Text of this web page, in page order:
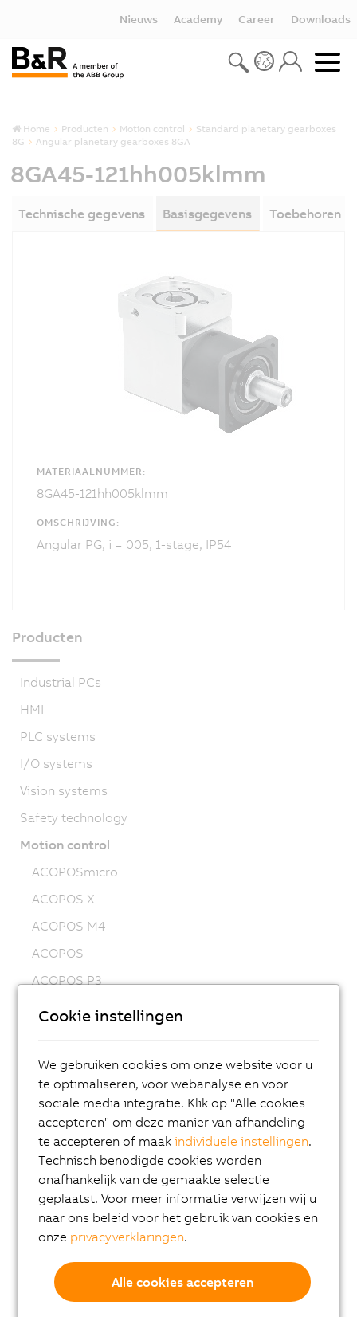
Nieuws Academy Career Downloads
Home Producten Motion control
Standard planetary gearboxes
8G
Angular planetary gearboxes 8GA
8GA45-121hh005klmm
Technische gegevens Basisgegevens Toebehoren
MATERIAALNUMMER:
8GA45-121hh005klmm
OMSCHRIJVING:
Angular PG, i = 005, 1-stage, IP54
Producten
Industrial PCs
HMI
PLC systems
I/O systems
Vision systems
Safety technology
Motion control
ACOPOSmicro
ACOPOS X
ACOPOS M4
ACOPOS
ACOPOS P3
ACOPOSmulti
ACOPOSmotor
Variable frequency drives (VFD)
8LS-4 synchronous motors
8MS-4 synchronous motors
ACOPOSmotor Compact
8WSA servo motors
8WSB gear motors
8LVB gear motors
8LWA synchronous motors
Cookie instellingen
We gebruiken cookies om onze website voor u
te optimaliseren, voor webanalyse en voor
sociale media integratie. Klik op "Alle cookies
accepteren" om deze manier van afhandeling
te accepteren of maakindividuele instellingen.
Technisch benodigde cookies worden
onafhankelijk van de gemaakte selectie
geplaatst. Voor meer informatie verwijzen wij u
naar ons beleid voor het gebruik van cookies en
onze privacyverklaringen.
Alle cookies accepteren